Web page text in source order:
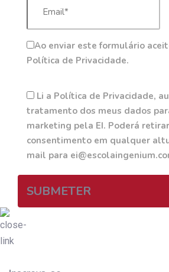
Ao enviar este formulário
Política de Privacidade.
Li a Política de Privacidade,
tratamento dos meus dados
marketing pela EI. Poderá
consentimento em qualquer
mail para
SUBMETER